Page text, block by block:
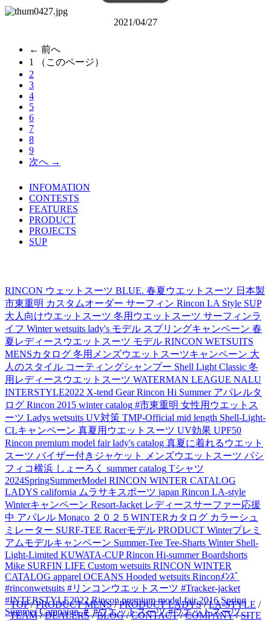
2021/04/27
← 前へ
1
（このページ）
2
3
4
5
6
7
8
9
次へ →
TOPICS LISTINFOMATION
CONTESTS
FEATURES
PRODUCT
PROJECTS
SUP
RINCON ウェットスーツ BLUE. 春夏ウエットスーツ 日本製
市東重明 カスタムオーダー サーフィン Rincon LA Style SUP
大人向けウエットスーツ 冬用ウエットスーツ サーフィンラ
イフ Winter wetsuits lady's モデル スプリングキャンペーン 春
夏レディースウエットスーツ モデル RINCON WETSUITS
MENSカタログ 冬用メンズウエットスーツキャンペーン 大
人のスタイル コーティングシャンプー Shell Light Classic 冬
用レディースウエットスーツ WATERMAN LEAGUE NALU
INTERSTYLE2022 X-tend Gear Rincon Hi Summer アパレルタ
ログ Rincon 2015 winter catalog #市東重明 女性用ウエットス
ーツ Ladys wetsuits UV対策 TMP-Official mid length Shell-Light-
CLキャンペーン 真夏用ウエットスーツ UV効果 UPF50
Rincon premium model fair lady's catalog 真夏に着れるウエット
スーツ バイザー付きジャケット メンズウエットスーツ パシ
フィコ横浜 しょーろく summer catalog Tシャツ
2024SpringSummerModel RINCON WINTER CATALOG
LADYS california ムラサキスポーツ japan Rincon LA-style
Winterキャンペーン Resort-Jacket レディースサーファー応援
中 アパレル Monaco ２０２５WINTERカタログ カラーシュ
ミレーター SURF-TEE Racerモデル PRODUCT Winterプレミ
アムモデルキャンペーン Summer-Tee Tee-Sharts Winter Shell-
Light-Limited KUWATA-CUP Rincon Hi-summer Boardshorts
Mike SURFIN LIFE Custom wetsuits RINCON WINTER
CATALOG apparel OCEANS Hooded wetsuits Rinconﾒﾝｽﾞ
#rinconwetsuits #リンコンウエットスーツ #Tracker-jacket
#INTERSTYLE2022 Rincon premium model fair 2016 Spring
Summer Campaign ＃ #ウエットスーツ #ウエットスーツ
TOP/PRODUCT MENS/PRODUCT LADYS/LA-STYLE /
TEAM/DEALERS/BLOG/CONTACT/COMPANY/SITE